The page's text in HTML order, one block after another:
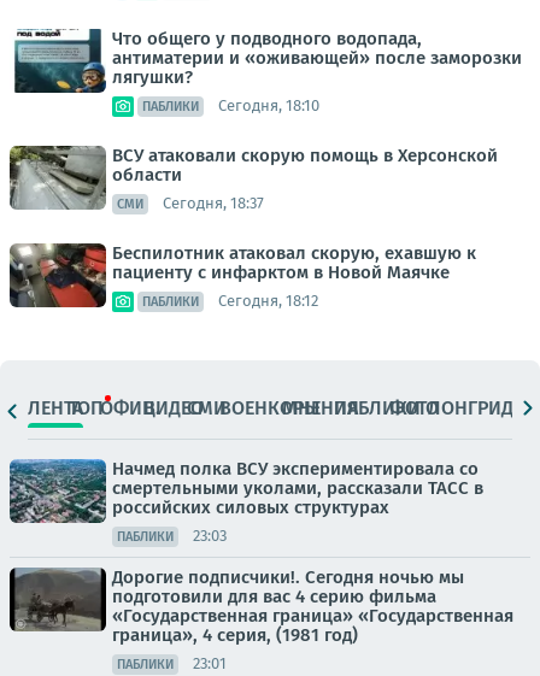
Что общего у подводного водопада,
антиматерии и «оживающей» после заморозки
лягушки?
ПАБЛИКИ Сегодня, 18:10
ВСУ атаковали скорую помощь в Херсонской
области
СМИ Сегодня, 18:37
Беспилотник атаковал скорую, ехавшую к
пациенту с инфарктом в Новой Маячке
ПАБЛИКИ Сегодня, 18:12
ЛЕНТАТОПОФИЦ.ВИДЕОСМИВОЕНКОРЫМНЕНИЯПАБЛИКИ
ФОТОЛОНГРИДЫ
Начмед полка ВСУ экспериментировала со
смертельными уколами, рассказали ТАСС в
российских силовых структурах
ПАБЛИКИ 23:03
Дорогие подписчики!. Сегодня ночью мы
подготовили для вас 4 серию фильма
«Государственная граница» «Государственная
граница», 4 серия, (1981 год)
ПАБЛИКИ 23:01